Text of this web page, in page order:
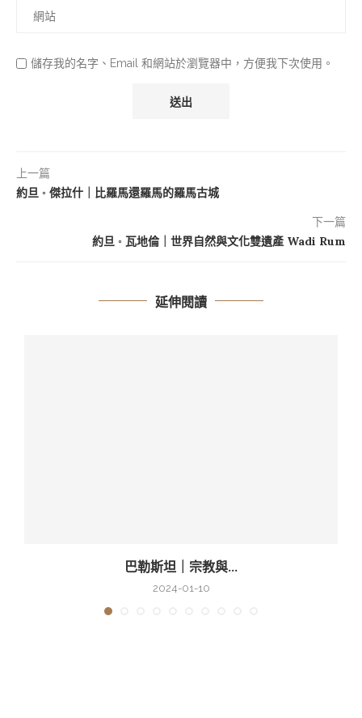
儲存我的名字、Email 和網站於瀏覽器中，方便我下次使用。
上一篇
約旦 ◦ 傑拉什｜比羅馬還羅馬的羅馬古城
下一篇
約旦 ◦ 瓦地倫｜世界自然與文化雙遺產 Wadi Rum
延伸閱讀
巴勒斯坦｜宗教與...
2024-01-10